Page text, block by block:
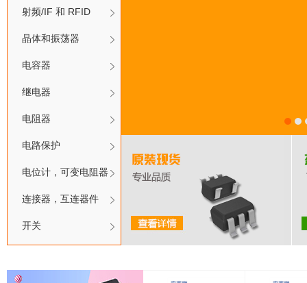
射频/IF 和 RFID
晶体和振荡器
电容器
继电器
电阻器
电路保护
电位计，可变电阻器
连接器，互连器件
开关